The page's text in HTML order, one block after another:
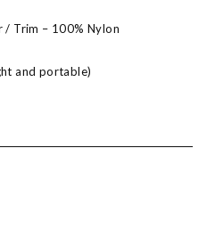
/ Trim – 100% Nylon
and portable)